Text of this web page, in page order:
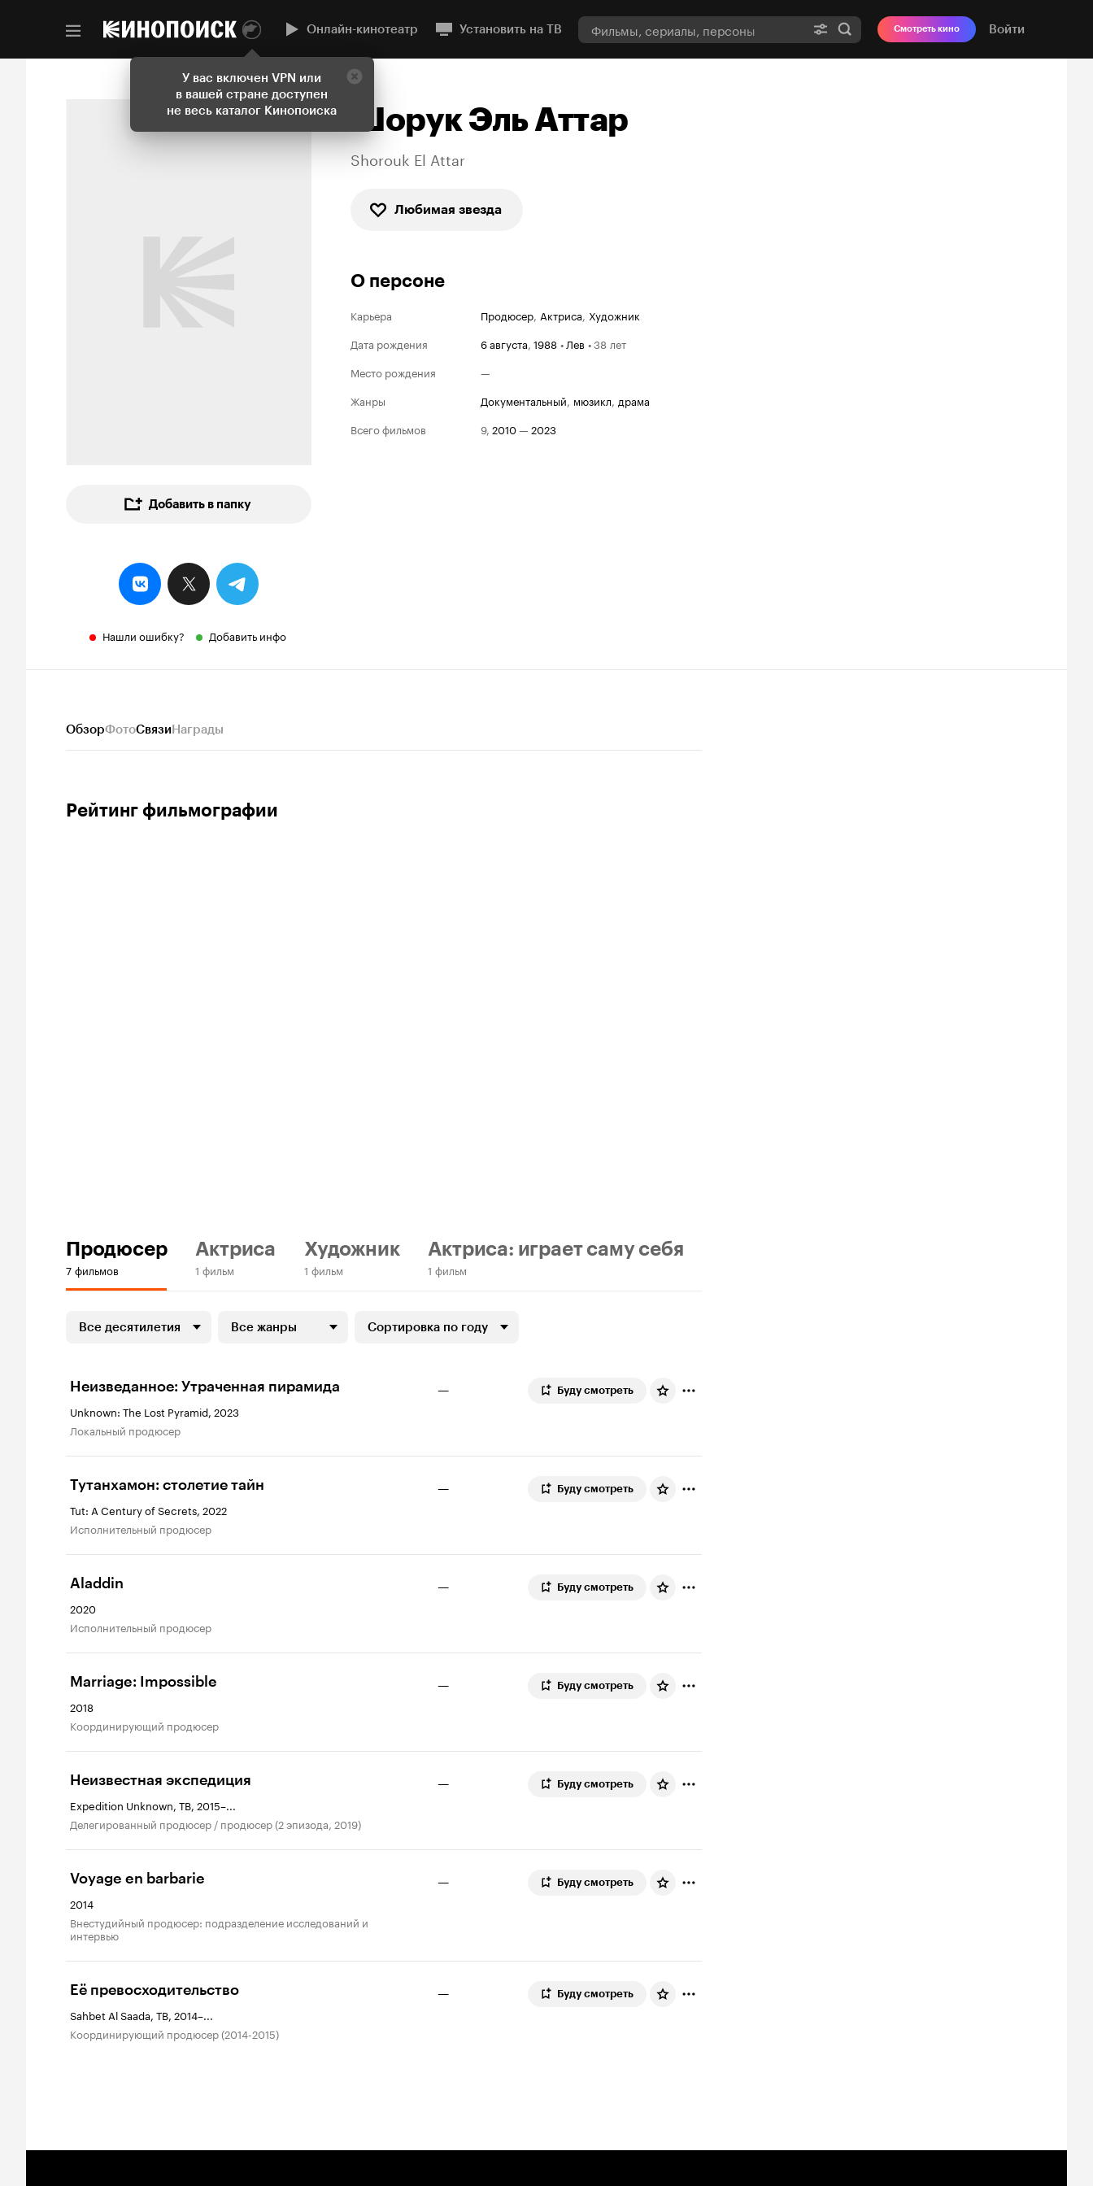
У вас включен VPN или
в вашей стране доступен
не весь каталог Кинопоиска
Онлайн-кинотеатр Установить на ТВ Смотреть кино Войти
Добавить в папку
Нашли ошибку? Добавить инфо
Шорук Эль Аттар
Shorouk El Attar
Любимая звезда
О персоне
Карьера Продюсер, Актриса, Художник
Дата рождения
6 августа, 1988 • Лев •38 лет
Место рождения
—
Жанры
документальный, мюзикл, драма
Всего фильмов
9, 2010— 2023
ОбзорФотоСвязиНаграды
Рейтинг фильмографии
Продюсер
7 фильмов
Актриса
1 фильм
Художник
1 фильм
Актриса: играет саму себя
1 фильм
Все десятилетия Все жанры Сортировка по году
Неизведанное: Утраченная пирамида
Unknown: The Lost Pyramid, 2023
локальный продюсер
— Буду смотреть
Тутанхамон: столетие тайн
Tut: A Century of Secrets, 2022
исполнительный продюсер
— Буду смотреть
Aladdin
2020
исполнительный продюсер
— Буду смотреть
Marriage: Impossible
2018
координирующий продюсер
— Буду смотреть
Неизвестная экспедиция
Expedition Unknown, ТВ, 2015–...
делегированный продюсер / продюсер (2 эпизода, 2019)
— Буду смотреть
Voyage en barbarie
2014
внестудийный продюсер: подразделение исследований и
интервью
— Буду смотреть
Её превосходительство
Sahbet Al Saada, ТВ, 2014–...
координирующий продюсер (2014-2015)
— Буду смотреть